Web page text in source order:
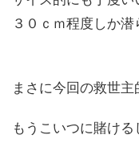
３０ｃｍ程度しか潜
まさに今回の救世主
もうこいつに賭け